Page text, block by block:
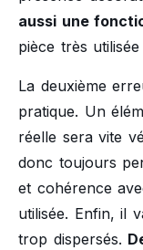
aussi une
pièce très
La deuxième
pratique. Un
réelle sera vite
donc toujours
et cohérence
utilisée. Enfin, il
trop dispersés.